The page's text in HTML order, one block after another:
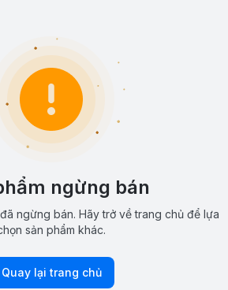
ngừng bán
ngừng bán. Hãy trở về trang chủ để lựa
sản phẩm khác.
Quay lại trang chủ